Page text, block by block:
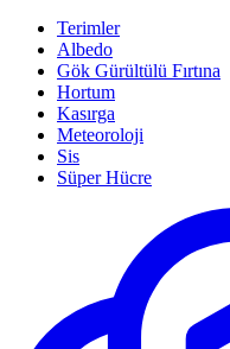
Terimler
Albedo
Gök Gürültülü Fırtına
Hortum
Kasırga
Meteoroloji
Sis
Süper Hücre